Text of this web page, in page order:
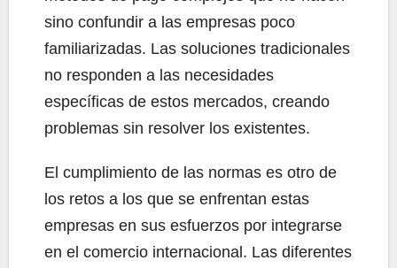
sino confundir a las empresas poco
familiarizadas. Las soluciones tradicionales
no responden a las necesidades
específicas de estos mercados, creando
problemas sin resolver los existentes.
El cumplimiento de las normas es otro de
los retos a los que se enfrentan estas
empresas en sus esfuerzos por integrarse
en el comercio internacional. Las diferentes